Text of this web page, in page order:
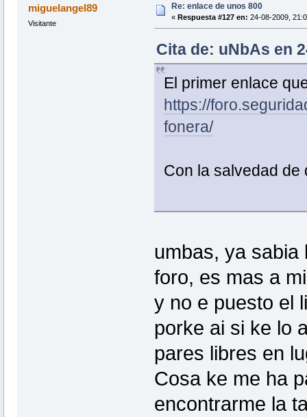
miguelangel89
Visitante
Re: enlace de unos 800
« Respuesta #127 en: 24-08-2009,
Cita de: uNbAs en
El primer enlace
https://
fonera/
Con la salvedad
umbas, ya sabia
foro, es mas a
y no e puesto el
porke ai si ke lo
pares libres en
Cosa ke me ha
encontrarme la